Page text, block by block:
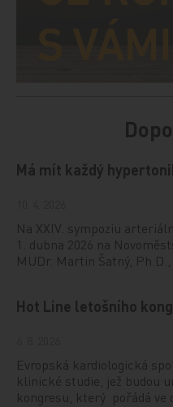
Má mít každý
Na XXIV. sympoziu
1. dubna 2026 na
MUDr. Martin Šatný, Ph.D.,
Hot Line letošního
Evropská kardiologická
klinické studie, jež budou
kongresu, který pořádá ve